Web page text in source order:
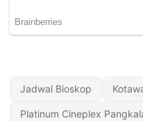
Jadwal Bioskop
Platinum Cineplex